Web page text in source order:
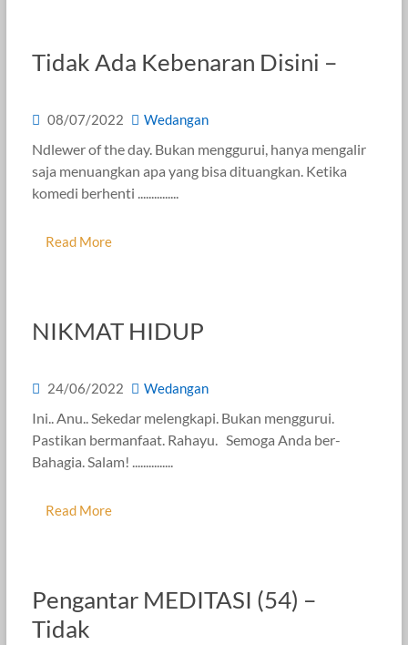
Tidak Ada Kebenaran Disini –
08/07/2022 Wedangan
Ndlewer of the day. Bukan menggurui, hanya mengalir
saja menuangkan apa yang bisa dituangkan. Ketika
komedi berhenti ...............
Read More
NIKMAT HIDUP
24/06/2022 Wedangan
Ini.. Anu.. Sekedar melengkapi. Bukan menggurui.
Pastikan bermanfaat. Rahayu. Semoga Anda ber-
Bahagia. Salam! ...............
Read More
Pengantar MEDITASI (54) –
Tidak